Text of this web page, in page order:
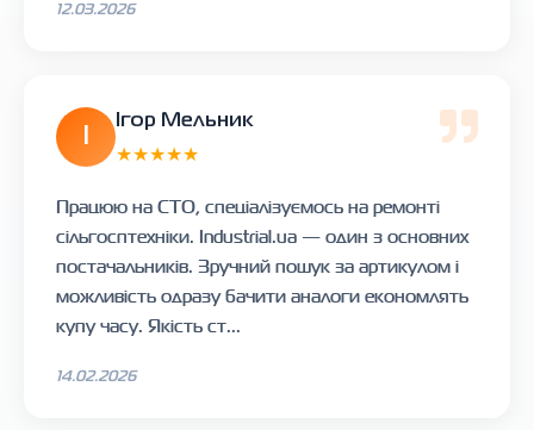
12.03.2026
Ігор Мельник
★★★★★
Працюю на СТО, спеціалізуємось на ремонті
сільгосптехніки. Industrial.ua — один з основних
постачальників. Зручний пошук за артикулом і
можливість одразу бачити аналоги економлять
купу часу. Якість ст...
14.02.2026